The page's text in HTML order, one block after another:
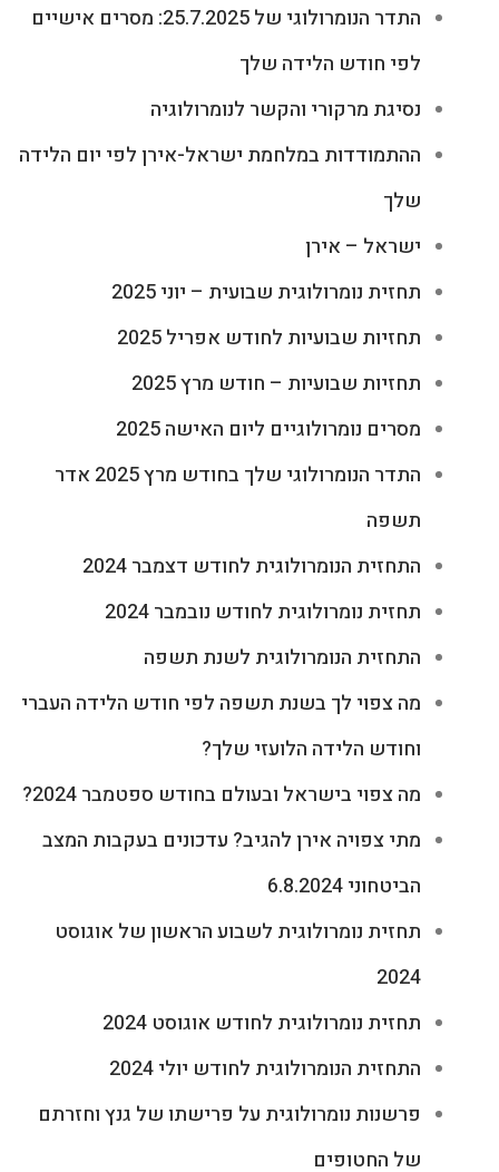
התדר הנומרולוגי של 25.7.2025: מסרים אישיים
לפי חודש הלידה שלך
נסיגת מרקורי והקשר לנומרולוגיה
ההתמודדות במלחמת ישראל-אירן לפי יום הלידה
שלך
ישראל – אירן
תחזית נומרולוגית שבועית – יוני 2025
תחזיות שבועיות לחודש אפריל 2025
תחזיות שבועיות – חודש מרץ 2025
מסרים נומרולוגיים ליום האישה 2025
התדר הנומרולוגי שלך בחודש מרץ 2025 אדר
תשפה
התחזית הנומרולוגית לחודש דצמבר 2024
תחזית נומרולוגית לחודש נובמבר 2024
התחזית הנומרולוגית לשנת תשפה
מה צפוי לך בשנת תשפה לפי חודש הלידה העברי
וחודש הלידה הלועזי שלך?
מה צפוי בישראל ובעולם בחודש ספטמבר 2024?
מתי צפויה אירן להגיב? עדכונים בעקבות המצב
הביטחוני 6.8.2024
תחזית נומרולוגית לשבוע הראשון של אוגוסט
2024
תחזית נומרולוגית לחודש אוגוסט 2024
התחזית הנומרולוגית לחודש יולי 2024
פרשנות נומרולוגית על פרישתו של גנץ וחזרתם
של החטופים